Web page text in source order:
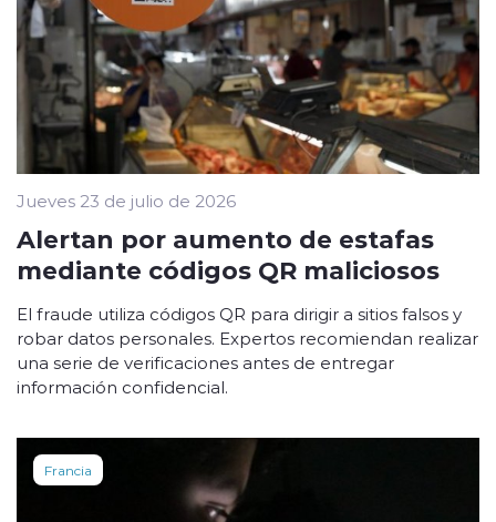
Jueves 23 de julio de 2026
Alertan por aumento de estafas
mediante códigos QR maliciosos
El fraude utiliza códigos QR para dirigir a sitios falsos y
robar datos personales. Expertos recomiendan realizar
una serie de verificaciones antes de entregar
información confidencial.
Francia